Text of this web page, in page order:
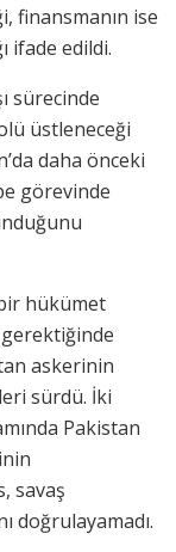
finansmanın ise
ifade edildi.
sürecinde
üstleneceği
daha önceki
görevinde
hükümet
gerektiğinde
askerinin
sürdü. İki
Pakistan
savaş
doğrulayamadı.